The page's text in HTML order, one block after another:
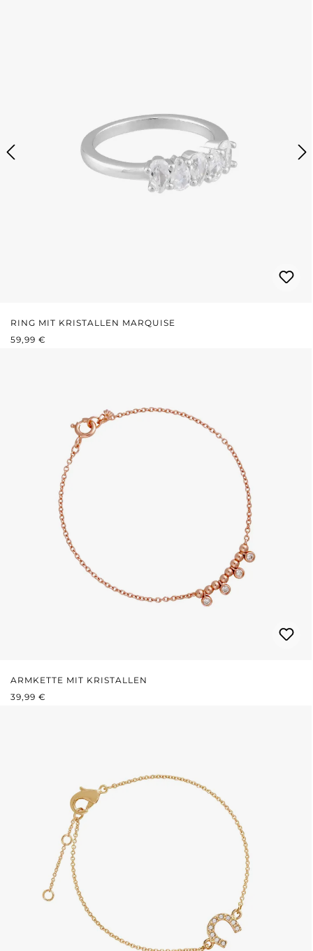
RING MIT KRISTALLEN MARQUISE
REGULÄRER PREIS:
59,99 €
ARMKETTE MIT KRISTALLEN
REGULÄRER PREIS:
39,99 €